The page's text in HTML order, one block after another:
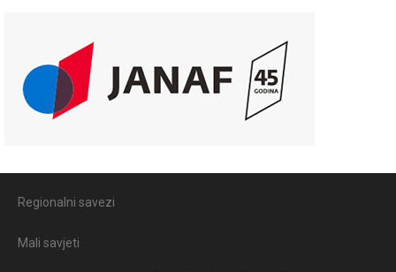
Regionalni savezi
Mali savjeti